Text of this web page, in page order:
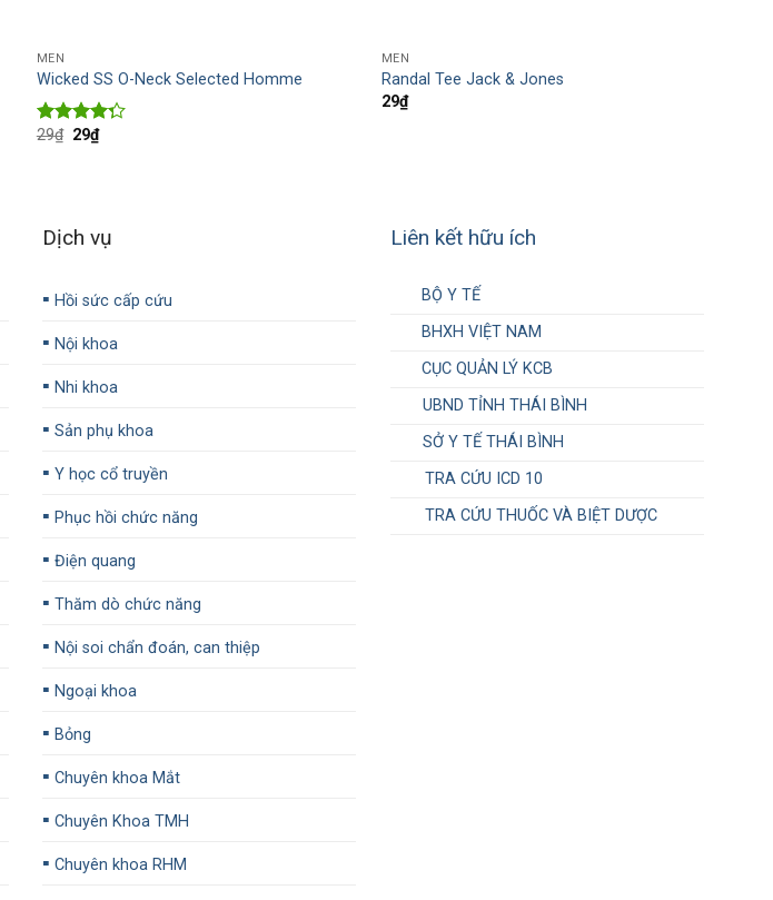
MEN
Wicked SS O-Neck Selected Homme
Rated
29₫ 29₫
MEN
Randal Tee Jack & Jones
29₫
Dịch vụ
▪️ Hồi sức cấp cứu
▪️ Nội khoa
▪️ Nhi khoa
▪️ Sản phụ khoa
▪️ Y học cổ truyền
▪️ Phục hồi chức năng
▪️ Điện quang
▪️ Thăm dò chức năng
▪️ Nội soi chẩn đoán, can thiệp
▪️ Ngoại khoa
▪️ Bỏng
▪️ Chuyên khoa Mắt
▪️ Chuyên Khoa TMH
▪️ Chuyên khoa RHM
Liên kết hữu ích
BỘ Y TẾ
BHXH VIỆT NAM
CỤC QUẢN LÝ KCB
UBND TỈNH THÁI BÌNH
SỞ Y TẾ THÁI BÌNH
TRA CỨU ICD 10
TRA CỨU THUỐC VÀ BIỆT DƯỢC